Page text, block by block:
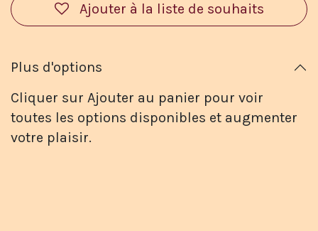
Ajouter à la liste de souhaits
Plus d'options
Cliquer sur Ajouter au panier pour voir
toutes les options disponibles et augmenter
votre plaisir.